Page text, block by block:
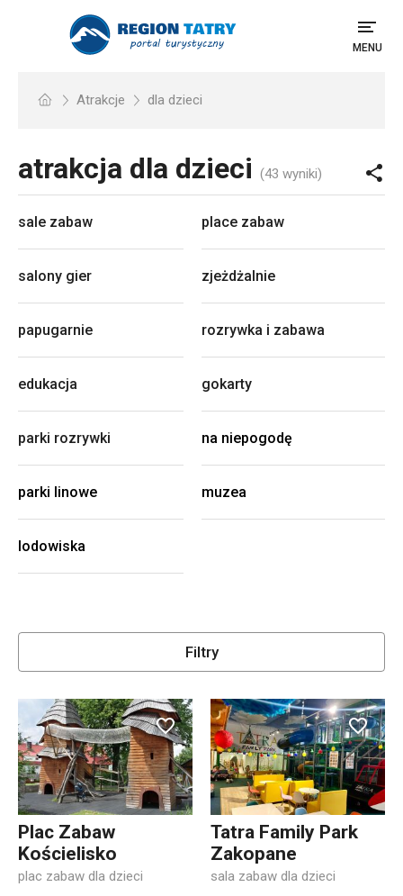
MENU
Atrakcje dla dzieci
atrakcja dla dzieci (43 wyniki)
sale zabaw place zabaw
salony gier zjeżdżalnie
papugarnie rozrywka i zabawa
edukacja gokarty
parki rozrywki na niepogodę
parki linowe muzea
lodowiska
Filtry
Plac Zabaw
Kościelisko
plac zabaw dla dzieci
Tatra Family Park
Zakopane
sala zabaw dla dzieci